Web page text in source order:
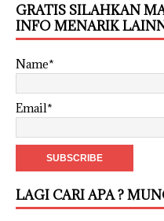
GRATIS SILAHKAN
INFO MENARIK
Name*
Email*
LAGI CARI APA ?